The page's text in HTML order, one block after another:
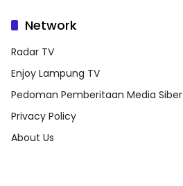
Network
Radar TV
Enjoy Lampung TV
Pedoman Pemberitaan Media Siber
Privacy Policy
About Us